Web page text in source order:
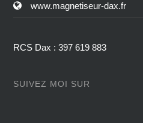
www.magnetiseur-dax.fr
RCS Dax : 397 619 883
SUIVEZ MOI SUR